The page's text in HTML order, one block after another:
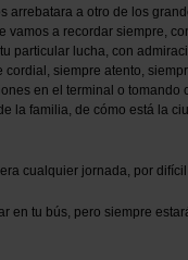
arrebatara a otro de los
vamos a recordar siempre,
particular lucha, con
siempre atento,
en el terminal o tomando
la familia, de cómo está la
cualquier jornada, por
en tu bús, pero siempre